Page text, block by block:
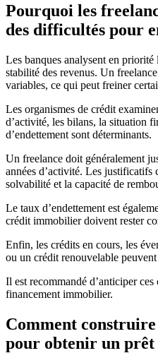
Pourquoi les
des difficultés pour
Les banques analysent en
stabilité des revenus. Un
variables, ce qui peut freiner
Les organismes de crédit
d’activité, les bilans, la situation
d’endettement sont déterminants.
Un freelance doit généralement
années d’activité. Les justificatifs
solvabilité et la capacité de
Le taux d’endettement est
crédit immobilier doivent rester
Enfin, les crédits en cours, les
ou un crédit renouvelable
Il est recommandé d’anticiper
financement immobilier.
Comment
pour obtenir un